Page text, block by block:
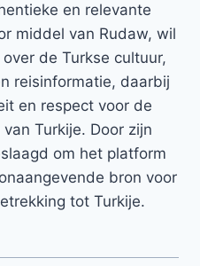
en relevante
middel van Rudaw, wil
de Turkse cultuur,
reisinformatie, daarbij
en respect voor de
Turkije. Door zijn
om het platform
bron voor
tot Turkije.